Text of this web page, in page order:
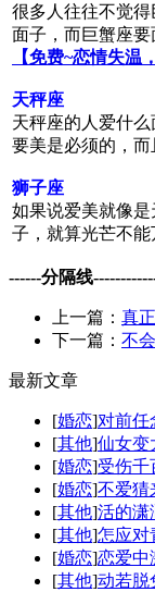
很多人往往不觉
面子，而巨蟹座
【免费~恋情失温
天秤座
天秤座的人爱什
要美是必须的，
狮子座
如果说爱美就像
子，就算光芒不
------分隔线
上一篇： 真
下一篇： 不
最新文章
[婚恋]对前任
[其他]仙女变
[婚恋]受伤千
[婚恋]不爱猜
[其他]活的潇
[其他]怎应对
[婚恋]恋爱中
[其他]动若脱